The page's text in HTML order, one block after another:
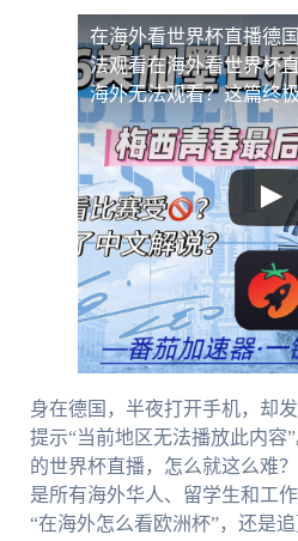
在海外看世界杯直播德
法观看在海外看世界杯
海外无法观看？这篇终
身在德国，半夜打开手机，却
提示“当前地区无法播放此内容
的世界杯直播，怎么就这么难
是所有海外华人、留学生和工
“在海外怎么看欧洲杯”，还是